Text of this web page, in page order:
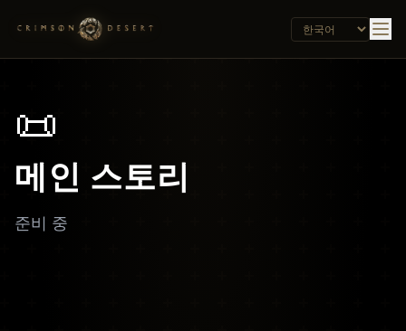
📜
메인 스토리
준비 중